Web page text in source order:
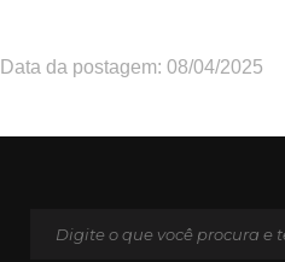
Data da postagem: 08/04/2025